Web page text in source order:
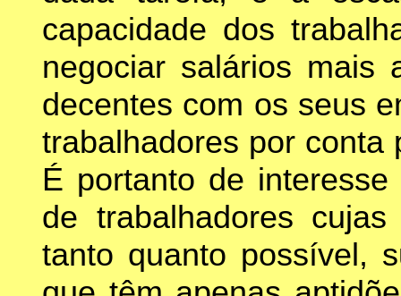
capacidade dos
negociar salários mais
decentes com os seus
trabalhadores por conta
É portanto de
de trabalhadores
tanto quanto possível,